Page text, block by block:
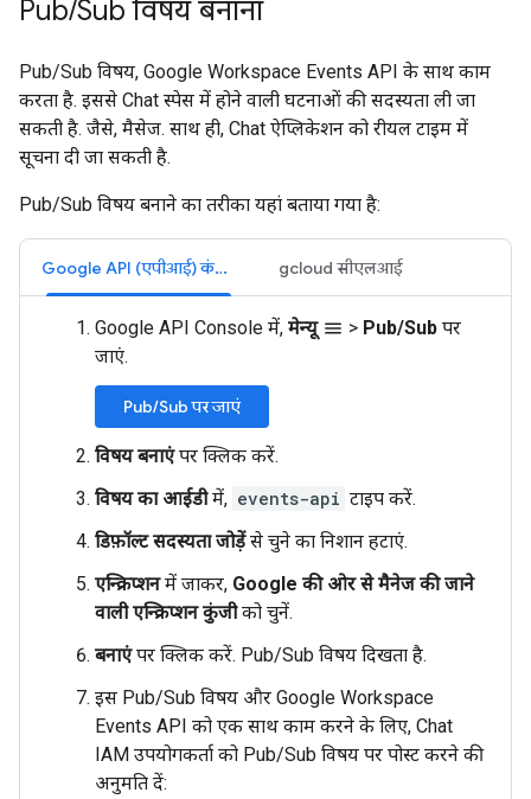
Pub/Sub विषय बनाना
Pub/Sub विषय, Google Workspace Events API के साथ काम
करता है. इससे Chat स्पेस में होने वाली घटनाओं की सदस्यता ली जा
सकती है. जैसे, मैसेज. साथ ही, Chat ऐप्लिकेशन को रीयल टाइम में
सूचना दी जा सकती है.
Pub/Sub विषय बनाने का तरीका यहां बताया गया है:
Google API (एपीआई) कंसोल gcloud सीएलआई
Google API Console में, मेन्यू menu > Pub/Sub पर
जाएं.
Pub/Sub पर जाएं
विषय बनाएंपर क्लिक करें.
विषय का आईडीमें, events-api टाइप करें.
डिफ़ॉल्ट सदस्यता जोड़ेंसे चुने का निशान हटाएं.
एन्क्रिप्शनमें जाकर, Google की ओर से मैनेज की जाने
वाली एन्क्रिप्शन कुंजीको चुनें.
बनाएंपर क्लिक करें. Pub/Sub विषय दिखता है.
इस Pub/Sub विषय और Google Workspace
Events API को एक साथ काम करने के लिए, Chat
IAM उपयोगकर्ता को Pub/Sub विषय पर पोस्ट करने की
अनुमति दें: